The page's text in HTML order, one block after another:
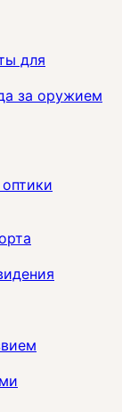
для
за оружием